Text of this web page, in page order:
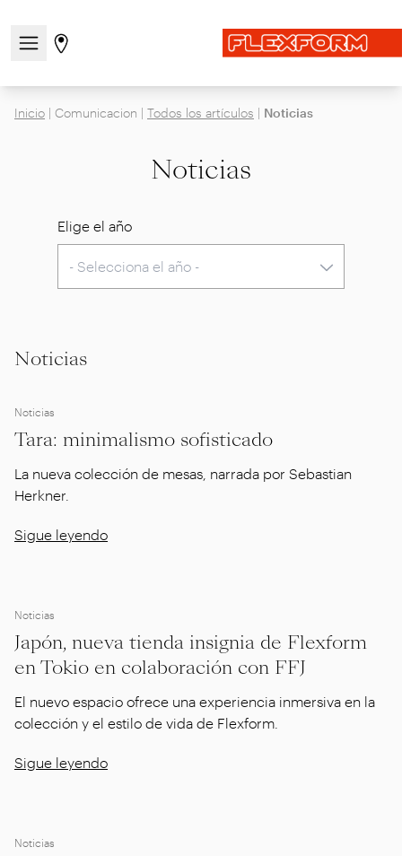
Abre/cierra el menú de navegación
Ir a la página de tiendas
Inicio | Comunicacion | Todos los artículos | Noticias
Noticias
Elige el año
Noticias
Noticias
Tara: minimalismo sofisticado
La nueva colección de mesas, narrada por Sebastian
Herkner.
Sigue leyendo
Noticias
Japón, nueva tienda insignia de Flexform
en Tokio en colaboración con FFJ
El nuevo espacio ofrece una experiencia inmersiva en la
colección y el estilo de vida de Flexform.
Sigue leyendo
Noticias